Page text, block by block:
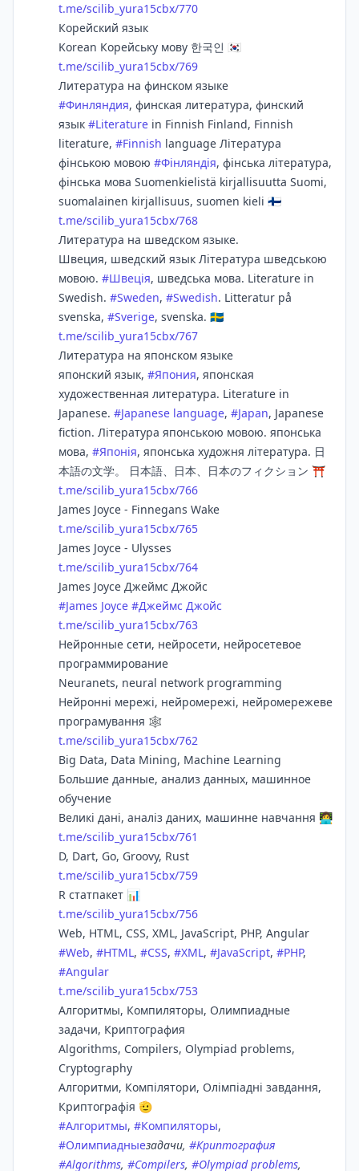
t.me/scilib_yura15cbx/770
Корейский язык
Korean Корейську мову 한국인 🇰🇷
t.me/scilib_yura15cbx/769
Литература на финском языке
#Финляндия, финская литература, финский
язык #Literature in Finnish Finland, Finnish
literature, #Finnish language Література
фінською мовою #Фінляндія, фінська література,
фінська мова Suomenkielistä kirjallisuutta Suomi,
suomalainen kirjallisuus, suomen kieli 🇫🇮
t.me/scilib_yura15cbx/768
Литература на шведском языке.
Швеция, шведский язык Література шведською
мовою. #Швеція, шведська мова. Literature in
Swedish. #Sweden, #Swedish. Litteratur på
svenska, #Sverige, svenska. 🇸🇪
t.me/scilib_yura15cbx/767
Литература на японском языке
японский язык, #Япония, японская
художественная литература. Literature in
Japanese. #Japanese language, #Japan, Japanese
fiction. Література японською мовою. японська
мова, #Японія, японська художня література. 日
本語の文学。 日本語、日本、日本のフィクション ⛩
t.me/scilib_yura15cbx/766
James Joyce - Finnegans Wake
t.me/scilib_yura15cbx/765
James Joyce - Ulysses
t.me/scilib_yura15cbx/764
James Joyce Джеймс Джойс
#James Joyce #Джеймс Джойс
t.me/scilib_yura15cbx/763
Нейронные сети, нейросети, нейросетевое
программирование
Neuranets, neural network programming
Нейронні мережі, нейромережі, нейромережеве
програмування 🕸
t.me/scilib_yura15cbx/762
Big Data, Data Mining, Machine Learning
Большие данные, анализ данных, машинное
обучение
Великі дані, аналіз даних, машинне навчання 👩‍💻
t.me/scilib_yura15cbx/761
D, Dart, Go, Groovy, Rust
t.me/scilib_yura15cbx/759
R статпакет 📊
t.me/scilib_yura15cbx/756
Web, HTML, CSS, XML, JavaScript, PHP, Angular
#Web, #HTML, #CSS, #XML, #JavaScript, #PHP,
#Angular
t.me/scilib_yura15cbx/753
Алгоритмы, Компиляторы, Олимпиадные
задачи, Криптография
Algorithms, Compilers, Olympiad problems,
Cryptography
Алгоритми, Компілятори, Олімпіадні завдання,
Криптографія 🫡
#Алгоритмы, #Компиляторы,
#Олимпиадныезадачи, #Криптография
#Algorithms, #Compilers, #Olympiad problems,